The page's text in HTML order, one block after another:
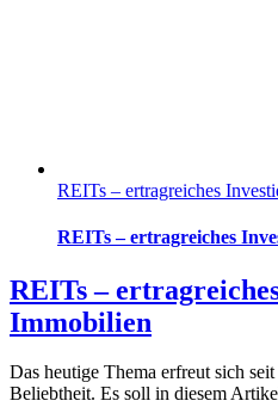
REITs – ertragreiches
REITs – ertragreiches
REITs –
Immobilien
Das heutige Thema erfreut sich
Beliebtheit. Es soll in diesem